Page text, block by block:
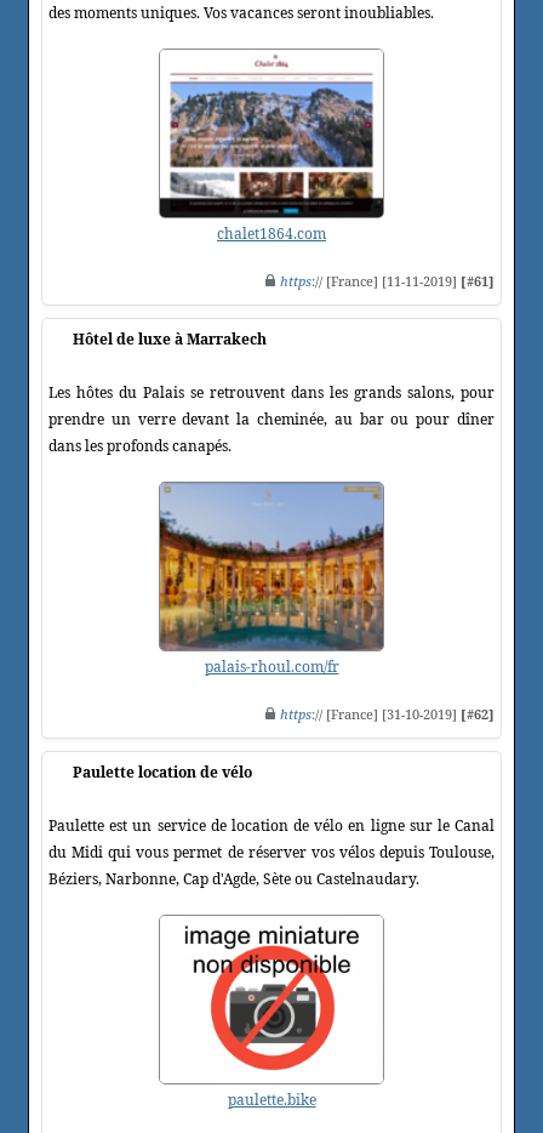
des moments uniques. Vos vacances seront inoubliables.
chalet1864.com
https:// [France] [11-11-2019] [#61]
Hôtel de luxe à Marrakech
Les hôtes du Palais se retrouvent dans les grands salons, pour
prendre un verre devant la cheminée, au bar ou pour dîner
dans les profonds canapés.
palais-rhoul.com/fr
https:// [France] [31-10-2019] [#62]
Paulette location de vélo
Paulette est un service de location de vélo en ligne sur le Canal
du Midi qui vous permet de réserver vos vélos depuis Toulouse,
Béziers, Narbonne, Cap d'Agde, Sète ou Castelnaudary.
paulette.bike